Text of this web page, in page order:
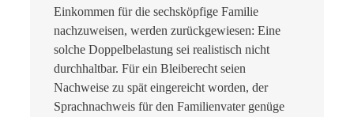
Einkommen für die sechsköpfige Familie
nachzuweisen, werden zurückgewiesen: Eine
solche Doppelbelastung sei realistisch nicht
durchhaltbar. Für ein Bleiberecht seien
Nachweise zu spät eingereicht worden, der
Sprachnachweis für den Familienvater genüge